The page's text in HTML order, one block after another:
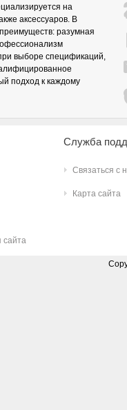
на
аксессуаров. В
разумная
выборе спецификаций,
подход к каждому
сайта
Служба
Связаться с
Карта сайта